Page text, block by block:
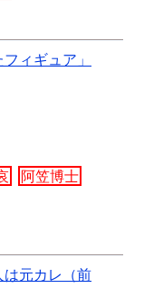
ィギュア」
阿笠博士
は元カレ（前